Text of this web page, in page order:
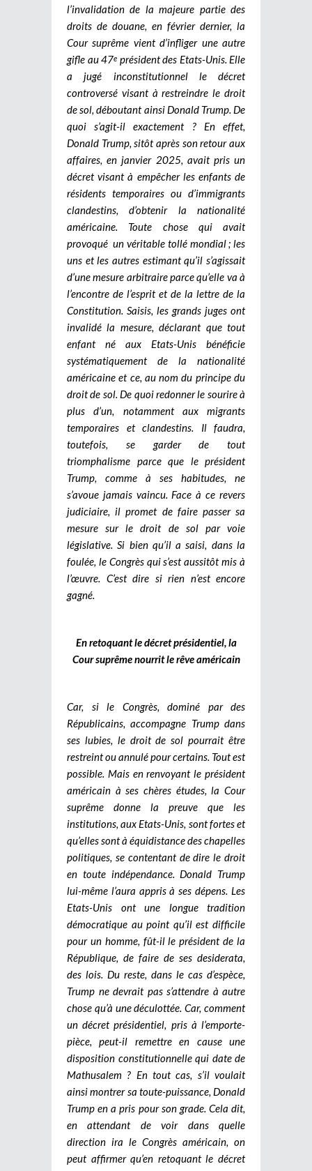
l’invalidation de la majeure partie des
droits de douane, en février dernier, la
Cour suprême vient d’infliger une autre
gifle au 47e président des Etats-Unis. Elle
a jugé inconstitutionnel le décret
controversé visant à restreindre le droit
de sol, déboutant ainsi Donald Trump. De
quoi s’agit-il exactement ? En effet,
Donald Trump, sitôt après son retour aux
affaires, en janvier 2025, avait pris un
décret visant à empêcher les enfants de
résidents temporaires ou d’immigrants
clandestins, d’obtenir la nationalité
américaine. Toute chose qui avait
provoqué un véritable tollé mondial ; les
uns et les autres estimant qu’il s’agissait
d’une mesure arbitraire parce qu’elle va à
l’encontre de l’esprit et de la lettre de la
Constitution. Saisis, les grands juges ont
invalidé la mesure, déclarant que tout
enfant né aux Etats-Unis bénéficie
systématiquement de la nationalité
américaine et ce, au nom du principe du
droit de sol. De quoi redonner le sourire à
plus d’un, notamment aux migrants
temporaires et clandestins. Il faudra,
toutefois, se garder de tout
triomphalisme parce que le président
Trump, comme à ses habitudes, ne
s’avoue jamais vaincu. Face à ce revers
judiciaire, il promet de faire passer sa
mesure sur le droit de sol par voie
législative. Si bien qu’il a saisi, dans la
foulée, le Congrès qui s’est aussitôt mis à
l’œuvre. C’est dire si rien n’est encore
gagné.
En retoquant le décret présidentiel, la
Cour suprême nourrit le rêve américain
Car, si le Congrès, dominé par des
Républicains, accompagne Trump dans
ses lubies, le droit de sol pourrait être
restreint ou annulé pour certains. Tout est
possible. Mais en renvoyant le président
américain à ses chères études, la Cour
suprême donne la preuve que les
institutions, aux Etats-Unis, sont fortes et
qu’elles sont à équidistance des chapelles
politiques, se contentant de dire le droit
en toute indépendance. Donald Trump
lui-même l’aura appris à ses dépens. Les
Etats-Unis ont une longue tradition
démocratique au point qu’il est difficile
pour un homme, fût-il le président de la
République, de faire de ses desiderata,
des lois. Du reste, dans le cas d’espèce,
Trump ne devrait pas s’attendre à autre
chose qu’à une déculottée. Car, comment
un décret présidentiel, pris à l’emporte-
pièce, peut-il remettre en cause une
disposition constitutionnelle qui date de
Mathusalem ? En tout cas, s’il voulait
ainsi montrer sa toute-puissance, Donald
Trump en a pris pour son grade. Cela dit,
en attendant de voir dans quelle
direction ira le Congrès américain, on
peut affirmer qu’en retoquant le décret